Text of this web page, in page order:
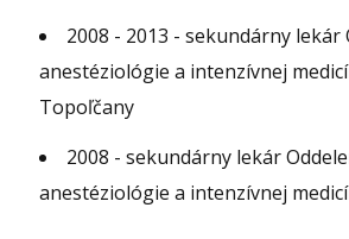
2008 - 2013 - sekundárny lekár
anestéziológie a intenzívnej
Topoľčany
2008 - sekundárny lekár
anestéziológie a intenzívnej